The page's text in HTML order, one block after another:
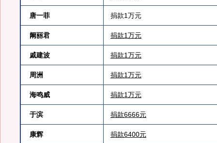
唐一菲 捐款1万元
阚丽君 捐款1万元
戚建波 捐款1万元
周洲 捐款1万元
海鸣威 捐款1万元
于滨 捐款6666元
康辉 捐款6400元